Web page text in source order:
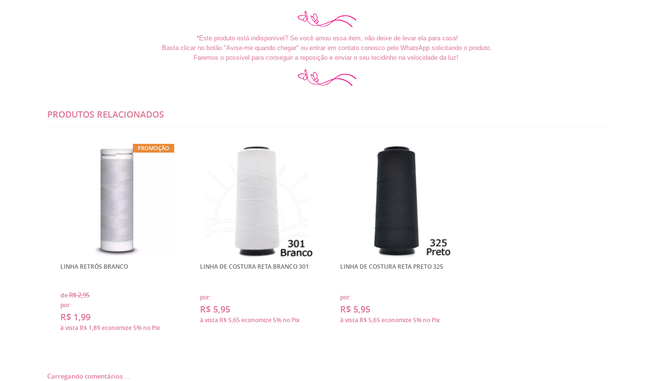
*Este produto está indisponível? Se você amou essa item, não deixe de levar ela para casa!
Basta clicar no botão "Avise-me quando chegar" ou entrar em contato conosco pelo WhatsApp solicitando o produto.
Faremos o possível para conseguir a reposição e enviar o seu tecidinho na velocidade da luz!
PRODUTOS RELACIONADOS
PROMOÇÃO
LINHA RETRÓS BRANCO
deR$ 2,95
por:
R$ 1,99
à vista R$ 1,89economize5% no Pix
LINHA DE COSTURA RETA BRANCO 301
por:
R$ 5,95
à vista R$ 5,65economize5% no Pix
LINHA DE COSTURA RETA PRETO 325
por:
R$ 5,95
à vista R$ 5,65economize5% no Pix
Carregando comentários ...